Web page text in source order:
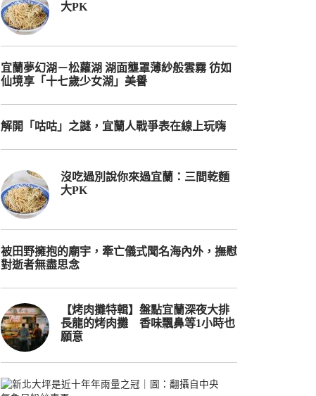
大PK
宜蘭夢幻湖－松蘿湖 湖面壟罩薄紗般雲霧 彷如
仙境享「十七歲少女湖」美譽
解開「咕咕」之謎，宜蘭人戰爭表在線上玩嗨
沒吃過別說你來過宜蘭：三間乾麵
大PK
被田野擁抱的廟宇，牽亡儀式聞名海內外，撫慰
對逝者無盡思念
【烤肉攤特輯】盤點宜蘭深夜大排
長龍的烤肉攤 香味飄鼻等1小時也
願意